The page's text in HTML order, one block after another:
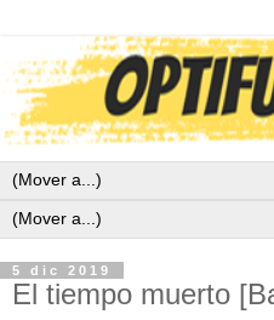
5 dic 2019
El tiempo muerto